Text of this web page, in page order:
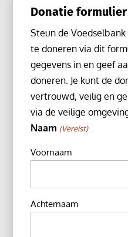
Donatie formulier
Steun de
te doneren via dit
gegevens in en geef
doneren. Je kunt de
vertrouwd, veilig en
via de veilige
Naam (Vereist)
Voornaam
Achternaam